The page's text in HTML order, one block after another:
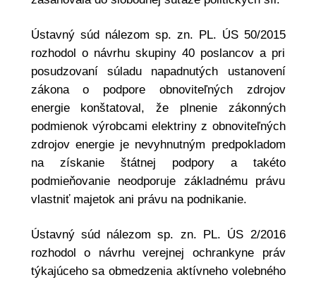
Ústavný súd nálezom sp. zn. PL. ÚS 50/2015
rozhodol o návrhu skupiny 40 poslancov a pri
posudzovaní súladu napadnutých ustanovení
zákona o podpore obnoviteľných zdrojov
energie konštatoval, že plnenie zákonných
podmienok výrobcami elektriny z obnoviteľných
zdrojov energie je nevyhnutným predpokladom
na získanie štátnej podpory a takéto
podmieňovanie neodporuje základnému právu
vlastniť majetok ani právu na podnikanie.
Ústavný súd nálezom sp. zn. PL. ÚS 2/2016
rozhodol o návrhu verejnej ochrankyne práv
týkajúceho sa obmedzenia aktívneho volebného